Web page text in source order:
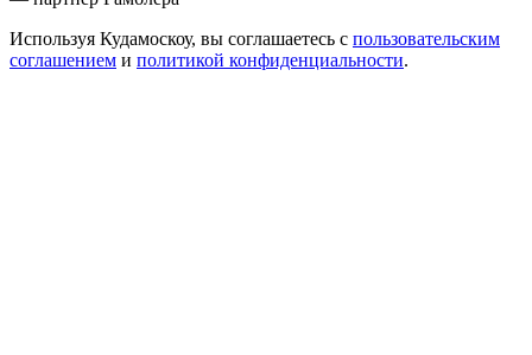
Используя Кудамоскоу, вы соглашаетесь с пользовательским
соглашением и политикой конфиденциальности.